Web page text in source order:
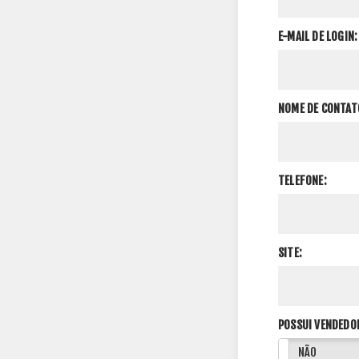
E-MAIL DE LOGIN:
NOME DE
TELEFONE:
SITE:
POSSUI
NÃO